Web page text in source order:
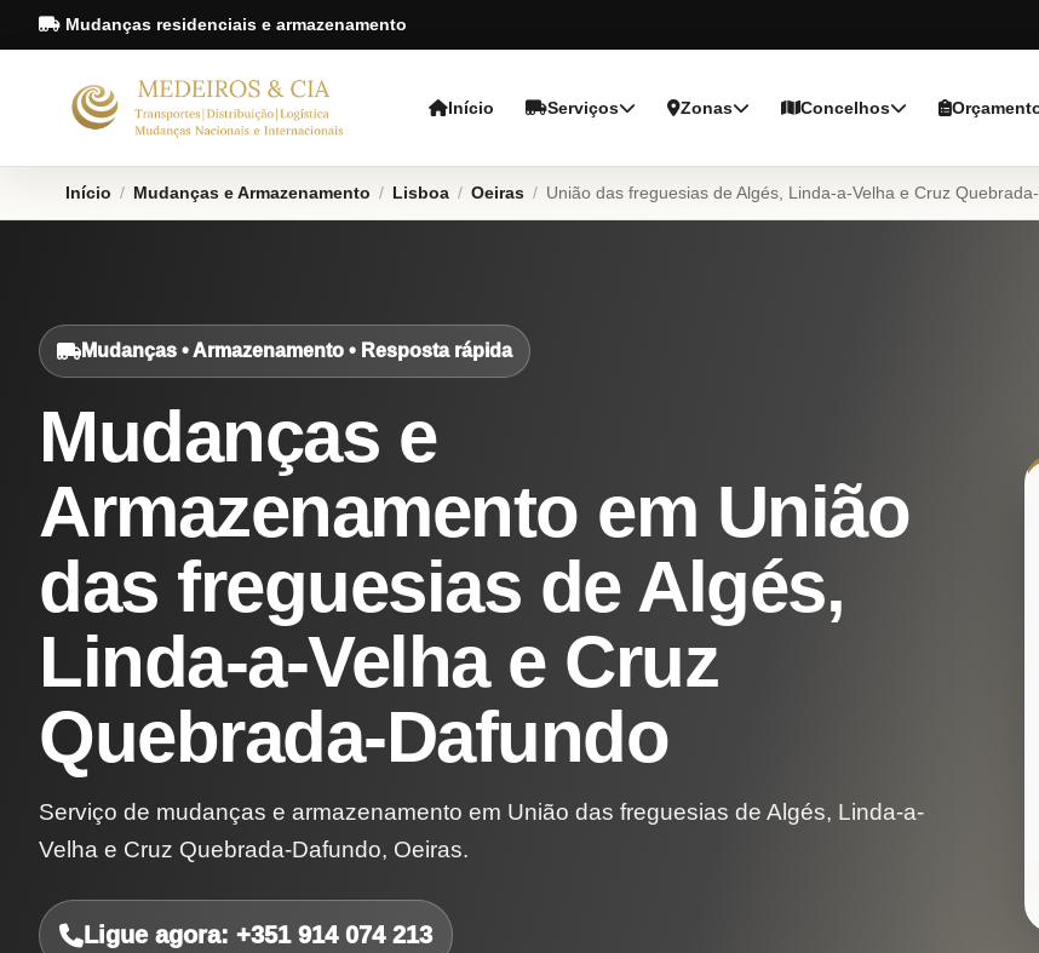
Mudanças residenciais e armazenamento
Início Serviços Zonas Concelhos
Início / Mudanças e Armazenamento / Lisboa / Oeiras / União das freguesias de Algés, Linda-a-Velha e Cruz
Mudanças • Armazenamento • Resposta rápida
Mudanças e
Armazenamento em União
das freguesias de Algés,
Linda-a-Velha e Cruz
Quebrada-Dafundo
Serviço de mudanças e armazenamento em União das freguesias de Algés, Linda-a-
Velha e Cruz Quebrada-Dafundo, Oeiras.
Ligue agora: +351 914 074 213